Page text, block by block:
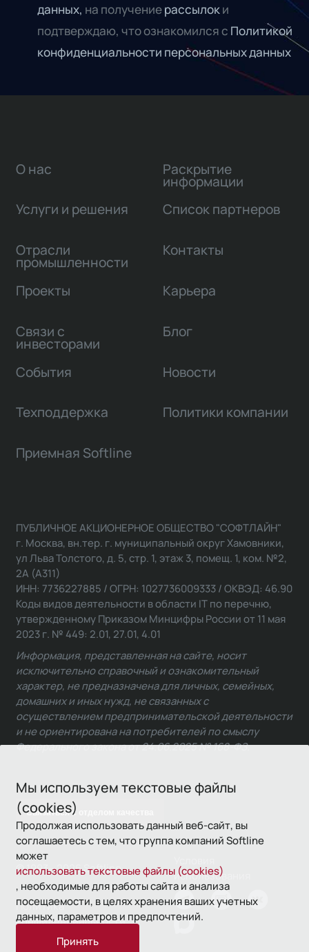
данных, на получениерассылоки
подтверждаю, что ознакомился с Политикой
конфиденциальности персональных данных
Мы используем текстовые файлы
(cookies)
Продолжая использовать данный веб-сайт, вы
соглашаетесь с тем, что группа компаний Softline
может
использовать текстовые файлы (cookies)
, необходимые для работы сайта и анализа
посещаемости, в целях хранения ваших учетных
данных, параметров и предпочтений.
Принять
О нас
Услуги и решения
Отрасли
промышленности
Проекты
Связи с
инвесторами
Раскрытие
информации
Список партнеров
Контакты
Карьера
Блог
События Новости
Техподдержка Политики компании
Приемная Softline
Связаться с отделом качества
ПУБЛИЧНОЕ АКЦИОНЕРНОЕ ОБЩЕСТВО "СОФТЛАЙН"
г. Москва, вн.тер. г. муниципальный округ Хамовники,
ул Льва Толстого, д. 5, стр. 1, этаж 3, помещ. 1, ком. №2,
2А (А311)
ИНН: 7736227885 / ОГРН: 1027736009333 / ОКВЭД: 46.90
Коды видов деятельности в области IT по перечню,
утвержденному Приказом Минцифры России от 11 мая
2023 г. № 449: 2.01, 27.01, 4.01
Информация, представленная на сайте, носит
исключительно справочный и ознакомительный
характер, не предназначена для личных, семейных,
домашних и иных нужд, не связанных с
осуществлением предпринимательской деятельности
и не ориентирована на потребителей по смыслу
Федерального закона от 24.06.2025 № 168-ФЗ.
© 1993—2026 Softline
использования
Политика
конфиденциальности